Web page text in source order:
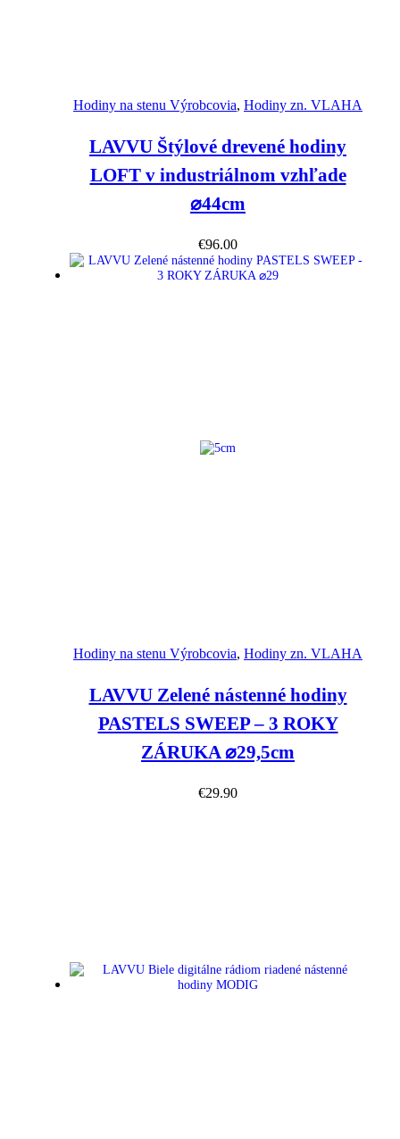
Hodiny na stenu Výrobcovia, Hodiny zn. VLAHA
LAVVU Štýlové drevené hodiny
LOFT v industriálnom vzhľade
⌀44cm
€96.00
Hodiny na stenu Výrobcovia, Hodiny zn. VLAHA
LAVVU Zelené nástenné hodiny
PASTELS SWEEP – 3 ROKY
ZÁRUKA ⌀29,5cm
€29.90